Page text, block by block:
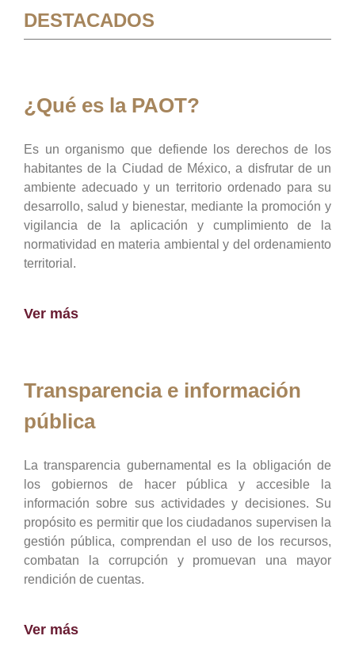
DESTACADOS
¿Qué es la PAOT?
Es un organismo que defiende los derechos de los
habitantes de la Ciudad de México, a disfrutar de un
ambiente adecuado y un territorio ordenado para su
desarrollo, salud y bienestar, mediante la promoción y
vigilancia de la aplicación y cumplimiento de la
normatividad en materia ambiental y del ordenamiento
territorial.
Ver más
Transparencia e información
pública
La transparencia gubernamental es la obligación de
los gobiernos de hacer pública y accesible la
información sobre sus actividades y decisiones. Su
propósito es permitir que los ciudadanos supervisen la
gestión pública, comprendan el uso de los recursos,
combatan la corrupción y promuevan una mayor
rendición de cuentas.
Ver más